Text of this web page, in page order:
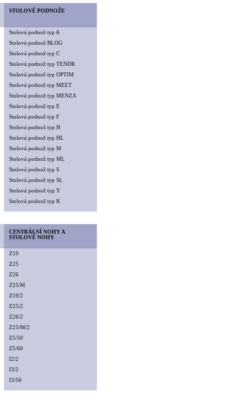
STOLOVÉ PODNOŽE
Stolová podnož typ A
Stolová podnož BLOG
Stolová podnož typ C
Stolová podnož typ TENDR
Stolová podnož typ OPTIM
Stolová podnož typ MEET
Stolová podnož typ MENZA
Stolová podnož typ E
Stolová podnož typ F
Stolová podnož typ H
Stolová podnož typ HL
Stolová podnož typ M
Stolová podnož typ ML
Stolová podnož typ S
Stolová podnož typ SL
Stolová podnož typ Y
Stolová podnož typ K
CENTRÁLNÍ NOHY A
STOLOVÉ NOHY
Z19
Z25
Z26
Z25/M
Z19/2
Z25/2
Z26/2
Z25/M/2
Z5/50
Z5/60
I2/2
I3/2
I3/50